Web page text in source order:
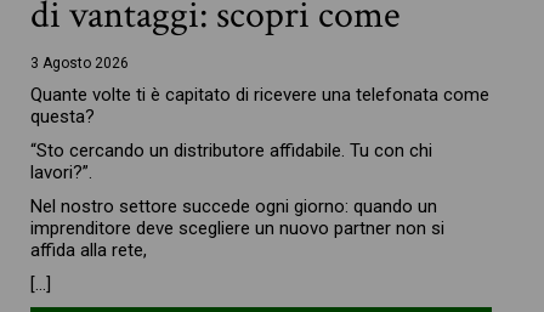
di vantaggi: scopri come
3 Agosto 2026
Quante volte ti è capitato di ricevere una telefonata come
questa?
“Sto cercando un distributore affidabile. Tu con chi
lavori?”.
Nel nostro settore succede ogni giorno: quando un
imprenditore deve scegliere un nuovo partner non si
affida alla rete,
[…]